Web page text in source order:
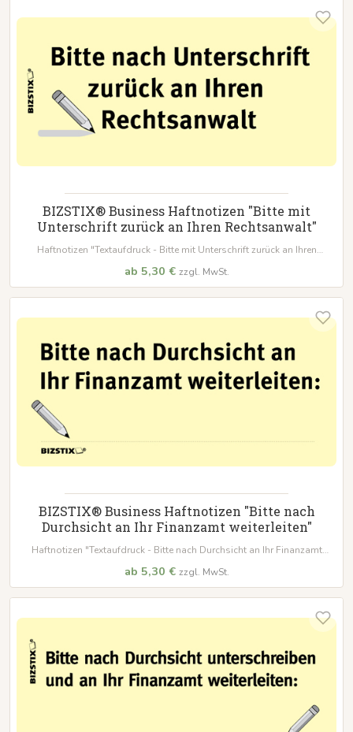
BIZSTIX® Business Haftnotizen "Bitte mit
Unterschrift zurück an Ihren Rechtsanwalt"
Haftnotizen "Textaufdruck - Bitte mit Unterschrift zurück an Ihren
ab 5,30 € zzgl. MwSt.
BIZSTIX® Business Haftnotizen "Bitte nach
Durchsicht an Ihr Finanzamt weiterleiten"
Haftnotizen "Textaufdruck - Bitte nach Durchsicht an Ihr Finanzamt
ab 5,30 € zzgl. MwSt.